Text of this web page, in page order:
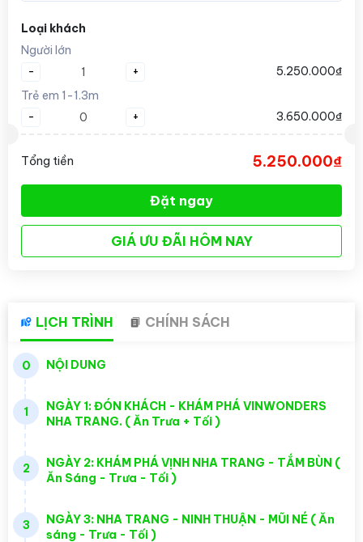
Loại khách
Người lớn
-
+
5.250.000₫
Trẻ em 1-1.3m
-
+ 3.650.000₫
Tổng tiền 5.250.000₫
Đặt ngay
GIÁ ƯU ĐÃI HÔM NAY
LỊCH TRÌNH CHÍNH SÁCH
0 NỘI DUNG
1
NGÀY 1: ĐÓN KHÁCH - KHÁM PHÁ VINWONDERS
NHA TRANG. ( Ăn Trưa + Tối )
2
NGÀY 2: KHÁM PHÁ VỊNH NHA TRANG - TẮM BÙN (
Ăn Sáng - Trưa - Tối )
3
NGÀY 3: NHA TRANG - NINH THUẬN - MŨI NÉ ( Ăn
sáng - Trưa - Tối )